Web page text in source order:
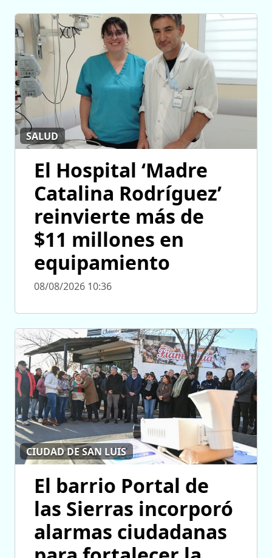
SALUD
El Hospital ‘Madre
Catalina Rodríguez’
reinvierte más de
$11 millones en
equipamiento
08/08/2026 10:36
CIUDAD DE SAN LUIS
El barrio Portal de
las Sierras incorporó
alarmas ciudadanas